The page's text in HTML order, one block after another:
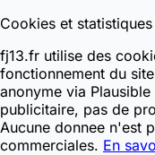
Cookies et statistiques
fj13.fr utilise des
fonctionnement du
anonyme via
publicitaire, pas de
Aucune donnee n'est
commerciales. En